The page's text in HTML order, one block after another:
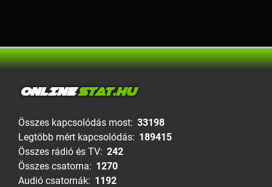
ONLINESTAT.HU
Összes kapcsolódás most: 33198
Legtöbb mért kapcsolódás: 189415
Összes rádió és TV: 242
Összes csatorna: 1270
Audió csatornák: 1192